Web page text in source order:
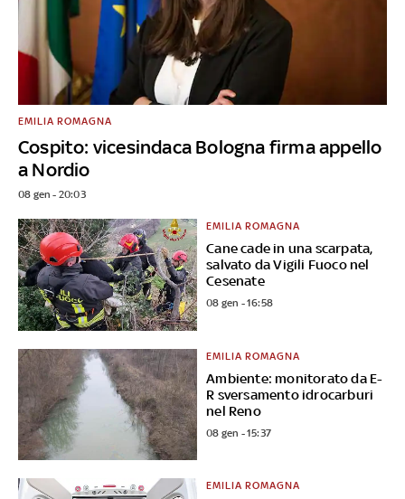
Cospito: vicesindaca Bologna firma appello
a Nordio
EMILIA ROMAGNA
08 gen - 20:03
Cane cade in una scarpata,
salvato da Vigili Fuoco nel
Cesenate
EMILIA ROMAGNA
08 gen - 16:58
Ambiente: monitorato da E-
R sversamento idrocarburi
nel Reno
EMILIA ROMAGNA
08 gen - 15:37
EMILIA ROMAGNA